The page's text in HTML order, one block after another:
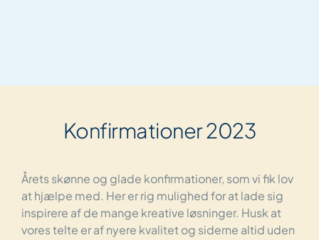
Konfirmationer 2023
Årets skønne og glade konfirmationer, som vi fik lov
at hjælpe med. Her er rig mulighed for at lade sig
inspirere af de mange kreative løsninger. Husk at
vores telte er af nyere kvalitet og siderne altid uden